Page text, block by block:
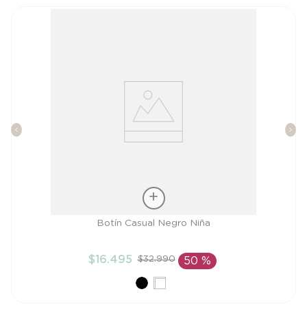
AÑADIR AL CARRITO
Botín Casual Negro Niña
$16.495 $32.990 50 %